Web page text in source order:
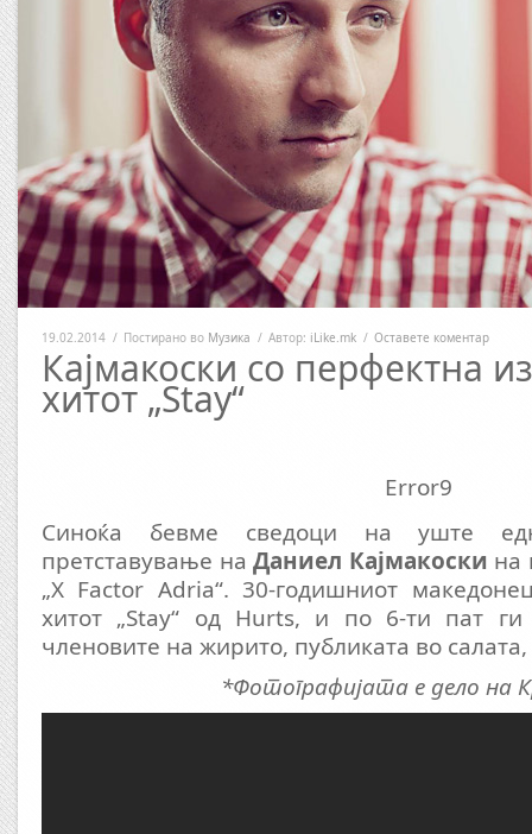
19.02.2014 / Постирано во Музика / Автор: iLike.mk / Оставете коментар
Кајмакоски со перфектна
хитот „Stay“
Error9
Синоќа бевме сведоци на уште
претставување наДаниел Кајмакоски на
„X Factor Adria“. 30-годишниот
хитот „Stay“ од Hurts, и по 6-ти пат
членовите на жирито, публиката во
*Фотографијата е дело на